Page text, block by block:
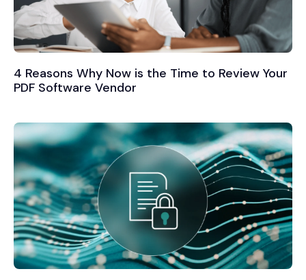
4 Reasons Why Now is the Time to Review Your
PDF Software Vendor